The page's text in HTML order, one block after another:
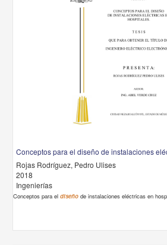
Conceptos para el diseño de instalaciones
Rojas Rodríguez, Pedro Ulises
2018
Ingenierías
Conceptos para eldiseño de instalaciones eléctricas en